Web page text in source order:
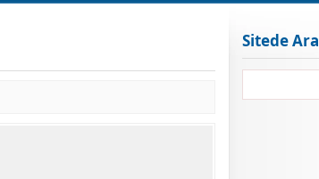
Sitede Ara